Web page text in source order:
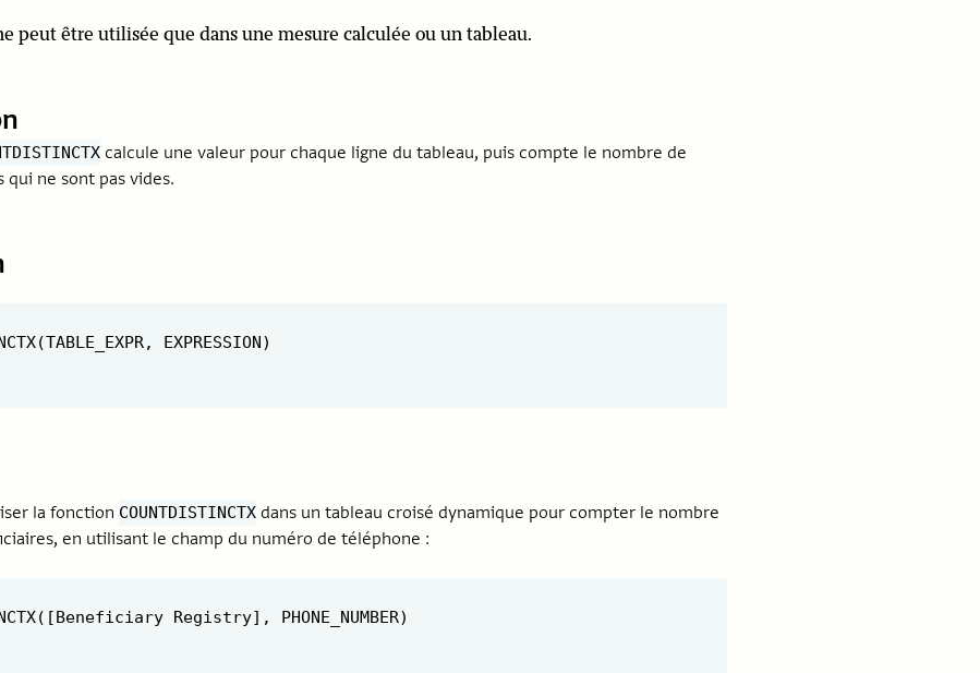
peut être utilisée que dans une mesure calculée ou un tableau.
calcule une valeur pour chaque ligne du tableau, puis compte le nombre de
qui ne sont pas vides.
EXPRESSION)
la fonction COUNTDISTINCTX dans un tableau croisé dynamique pour compter le nombre
en utilisant le champ du numéro de téléphone :
Registry], PHONE_NUMBER)